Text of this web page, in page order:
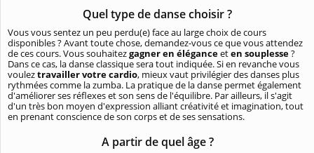
Quel type de danse choisir ?
Vous vous sentez un peu perdu(e) face au large choix de cours
disponibles ? Avant toute chose, demandez-vous ce que vous attendez
de ces cours. Vous souhaitezgagner en éléganceeten souplesse?
Dans ce cas, la danse classique sera tout indiquée. Si en revanche vous
vouleztravailler votre cardio, mieux vaut privilégier des danses plus
rythmées comme la zumba. La pratique de la danse permet également
d'améliorer ses réflexes et son sens de l'équilibre. Par ailleurs, il s'agit
d'un très bon moyen d'expression alliant créativité et imagination, tout
en prenant conscience de son corps et de ses sensations.
A partir de quel âge ?